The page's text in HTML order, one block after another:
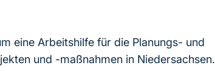
eine Arbeitshilfe für die Planungs- und
und -maßnahmen in Niedersachsen.